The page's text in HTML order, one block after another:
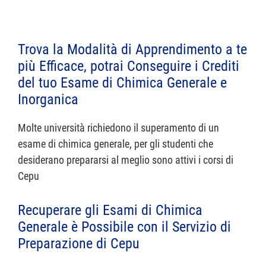
Trova la Modalità di Apprendimento a te
più Efficace, potrai Conseguire i Crediti
del tuo Esame di Chimica Generale e
Inorganica
Molte università richiedono il superamento di un
esame di chimica generale, per gli studenti che
desiderano prepararsi al meglio sono attivi i corsi di
Cepu
Recuperare gli Esami di Chimica
Generale è Possibile con il Servizio di
Preparazione di Cepu